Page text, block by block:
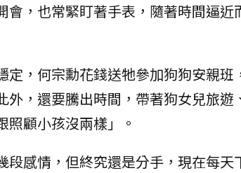
會，也常緊盯著手表，隨著時間逼
定，何宗勳花錢送牠參加狗狗安親
外，還要騰出時間，帶著狗女兒旅
照顧小孩沒兩樣」。
段感情，但終究還是分手，現在每